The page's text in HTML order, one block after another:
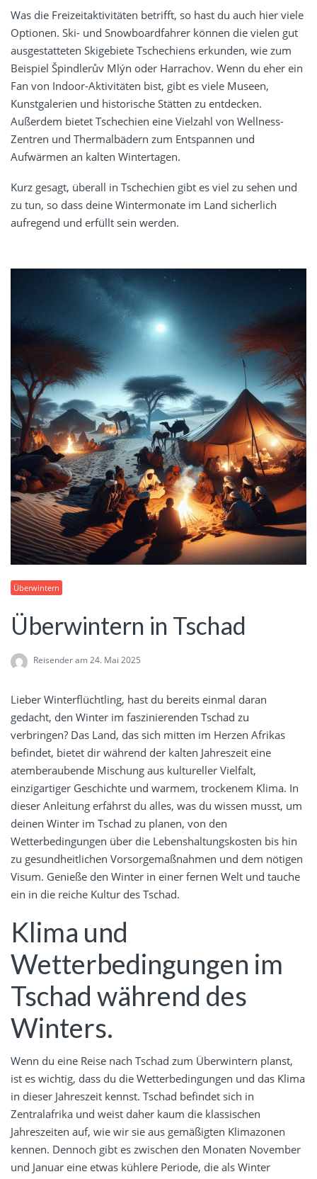
Was die Freizeitaktivitäten betrifft, so hast du auch hier viele
Optionen. Ski- und Snowboardfahrer können die vielen gut
ausgestatteten Skigebiete Tschechiens erkunden, wie zum
Beispiel Špindlerův Mlýn oder Harrachov. Wenn du eher ein
Fan von Indoor-Aktivitäten bist, gibt es viele Museen,
Kunstgalerien und historische Stätten zu entdecken.
Außerdem bietet Tschechien eine Vielzahl von Wellness-
Zentren und Thermalbädern zum Entspannen und
Aufwärmen an kalten Wintertagen.
Kurz gesagt, überall in Tschechien gibt es viel zu sehen und
zu tun, so dass deine Wintermonate im Land sicherlich
aufregend und erfüllt sein werden.
Überwintern
Überwintern in Tschad
Reisenderam 24. Mai 2025
Lieber Winterflüchtling, hast du bereits einmal daran
gedacht, den Winter im faszinierenden Tschad zu
verbringen? Das Land, das sich mitten im Herzen Afrikas
befindet, bietet dir während der kalten Jahreszeit eine
atemberaubende Mischung aus kultureller Vielfalt,
einzigartiger Geschichte und warmem, trockenem Klima. In
dieser Anleitung erfährst du alles, was du wissen musst, um
deinen Winter im Tschad zu planen, von den
Wetterbedingungen über die Lebenshaltungskosten bis hin
zu gesundheitlichen Vorsorgemaßnahmen und dem nötigen
Visum. Genieße den Winter in einer fernen Welt und tauche
ein in die reiche Kultur des Tschad.
Klima und
Wetterbedingungen im
Tschad während des
Winters.
Wenn du eine Reise nach Tschad zum Überwintern planst,
ist es wichtig, dass du die Wetterbedingungen und das Klima
in dieser Jahreszeit kennst. Tschad befindet sich in
Zentralafrika und weist daher kaum die klassischen
Jahreszeiten auf, wie wir sie aus gemäßigten Klimazonen
kennen. Dennoch gibt es zwischen den Monaten November
und Januar eine etwas kühlere Periode, die als Winter